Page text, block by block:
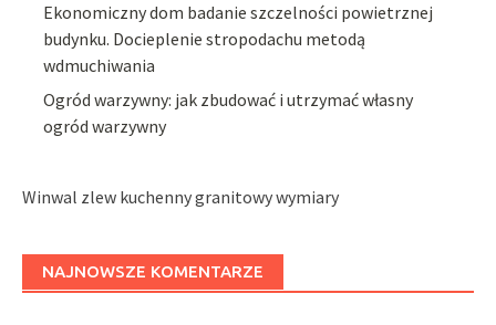
Ekonomiczny dom badanie szczelności powietrznej
budynku. Docieplenie stropodachu metodą
wdmuchiwania
Ogród warzywny: jak zbudować i utrzymać własny
ogród warzywny
Winwal zlew kuchenny granitowy wymiary
NAJNOWSZE KOMENTARZE